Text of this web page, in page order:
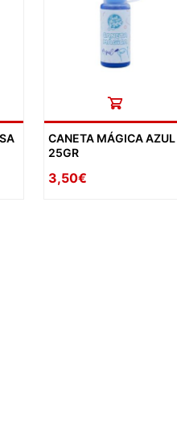
CANETA MÁGICA AZUL
25GR
3,50€